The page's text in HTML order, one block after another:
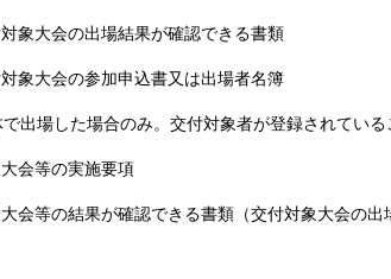
象大会の出場結果が確認できる書類
象大会の参加申込書又は出場者名簿
出場した場合のみ。交付対象者が登録されている
会等の実施要項
会等の結果が確認できる書類（交付対象大会の出